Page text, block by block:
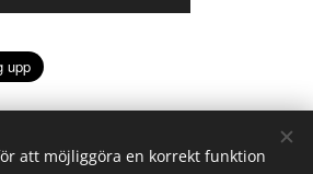
att möjliggöra en korrekt funktion